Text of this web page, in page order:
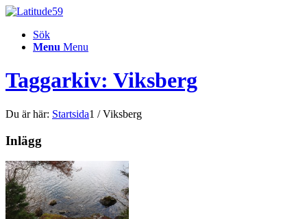
Sök
Menu Menu
Taggarkiv: Viksberg
Du är här: Startsida1 / Viksberg
Inlägg